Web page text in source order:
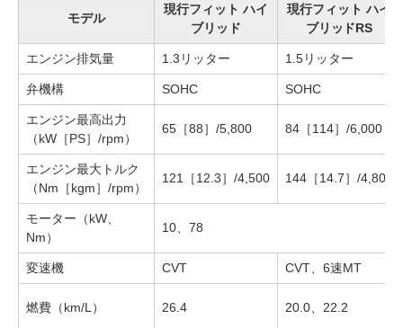
モデル
現行フィット ハイ
ブリッド
現行フィット ハイ
ブリッドRS
エンジン排気量 1.3リッター 1.5リッター
弁機構 SOHC SOHC
エンジン最高出力
（kW［PS］/rpm）
65［88］/5,800 84［114］/6,000
エンジン最大トルク
（Nm［kgm］/rpm）
121［12.3］/4,500 144［14.7］/4,800
モーター（kW、
Nm）
10、78
変速機 CVT CVT、6速MT
燃費（km/L） 26.4 20.0、22.2